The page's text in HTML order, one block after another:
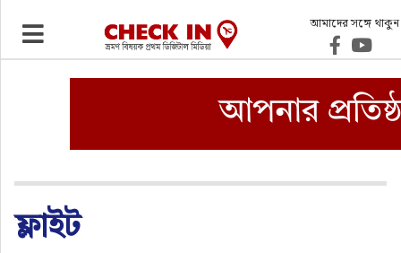
আমাদের সঙ্গে থাকুন
ভ্রমণ
ওটিএ
ফ্লাইট